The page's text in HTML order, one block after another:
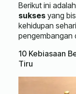
Berikut ini adalah
sukses yang
kehidupan
pengembangan
10 Kebiasaan
Tiru